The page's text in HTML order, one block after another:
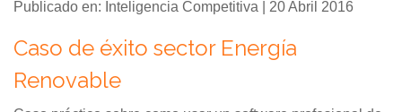
Publicado en: Inteligencia Competitiva | 20 Abril 2016
Caso de éxito sector Energía
Renovable